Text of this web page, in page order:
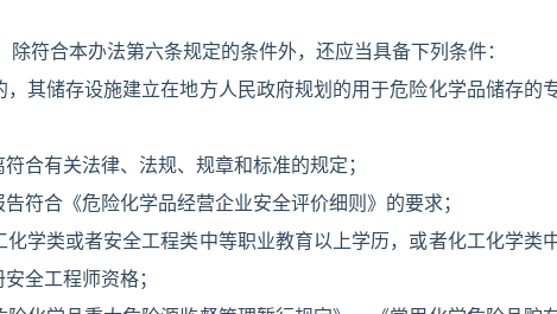
符合本办法第六条规定的条件外，还应当具备下列条件：
，其储存设施建立在地方人民政府规划的用于危险化学品储存的
合有关法律、法规、规章和标准的规定；
符合《危险化学品经营企业安全评价细则》的要求；
化学类或者安全工程类中等职业教育以上学历，或者化工化学类
全工程师资格；